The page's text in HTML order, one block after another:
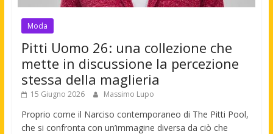
Moda
Pitti Uomo 26: una collezione che
mette in discussione la percezione
stessa della maglieria
15 Giugno 2026 Massimo Lupo
Proprio come il Narciso contemporaneo di The Pitti Pool,
che si confronta con un’immagine diversa da ciò che